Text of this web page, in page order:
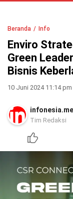
Beranda Info
Enviro
Green
Bisnis
10 Juni 2024 11:14 pm
infonesia.me
Tim Redaksi